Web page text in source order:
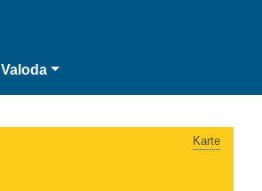
Valoda
Karte